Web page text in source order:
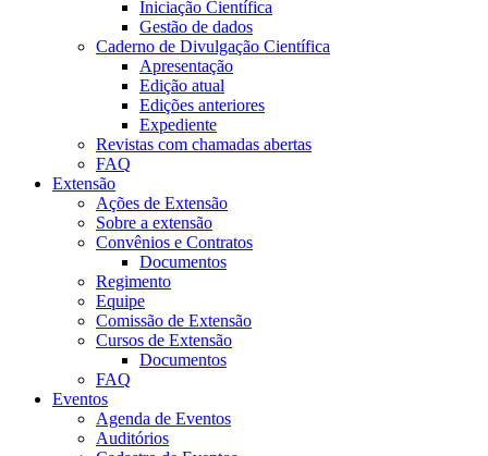
Iniciação Científica
Gestão de dados
Caderno de Divulgação Científica
Apresentação
Edição atual
Edições anteriores
Expediente
Revistas com chamadas abertas
FAQ
Extensão
Ações de Extensão
Sobre a extensão
Convênios e Contratos
Documentos
Regimento
Equipe
Comissão de Extensão
Cursos de Extensão
Documentos
FAQ
Eventos
Agenda de Eventos
Auditórios